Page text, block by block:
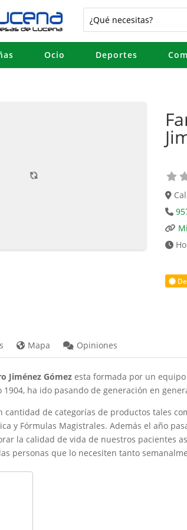
Ocio Deportes
Mapa Opiniones
Jiménez Gómezesta formada por un equipo
ha ido pasando de generación en
cantidad de categorías de productos tales
y Fórmulas Magistrales. Además el año
la calidad de vida de nuestros pacientes
personas que lo necesiten tanto